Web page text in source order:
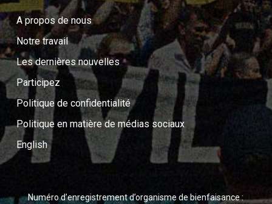
A propos de nous
Notre travail
Les dernières nouvelles
Participez
Politique de confidentialité
Politique en matière de médias sociaux
English
Numéro d’enregistrement d’organisme de bienfaisance :